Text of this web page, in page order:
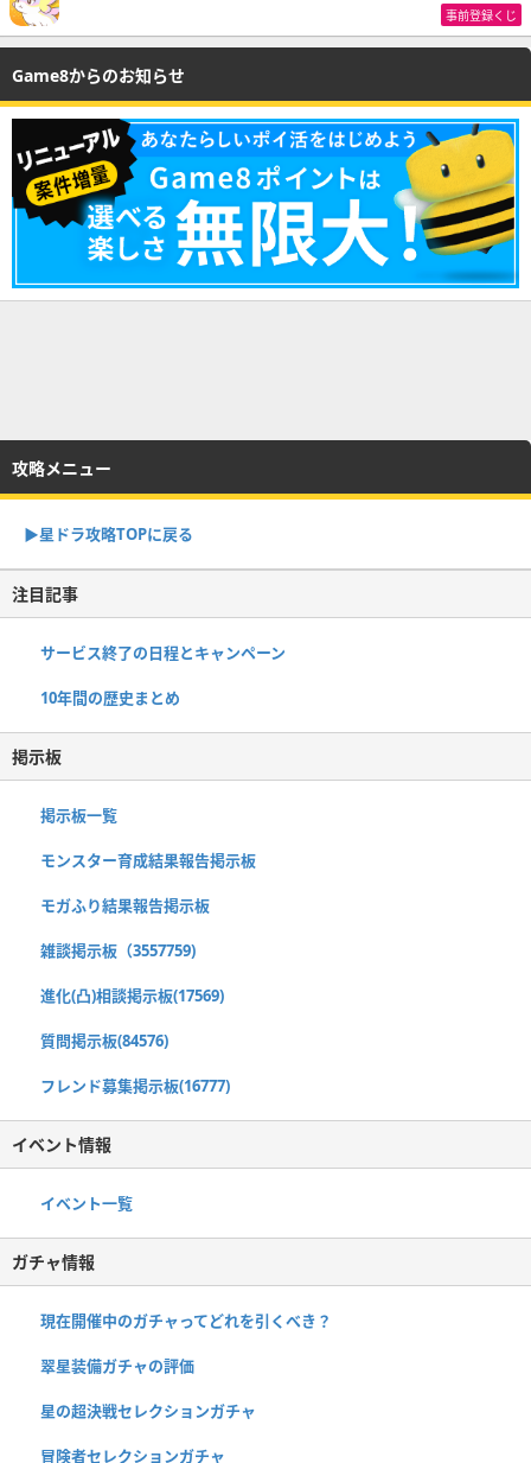
事前登録くじ
Game8からのお知らせ
攻略メニュー
▶︎星ドラ攻略TOPに戻る
注目記事
サービス終了の日程とキャンペーン
10年間の歴史まとめ
掲示板
掲示板一覧
モンスター育成結果報告掲示板
モガふり結果報告掲示板
雑談掲示板（3557759)
進化(凸)相談掲示板(17569)
質問掲示板(84576)
フレンド募集掲示板(16777)
イベント情報
イベント一覧
ガチャ情報
現在開催中のガチャってどれを引くべき？
翠星装備ガチャの評価
星の超決戦セレクションガチャ
冒険者セレクションガチャ